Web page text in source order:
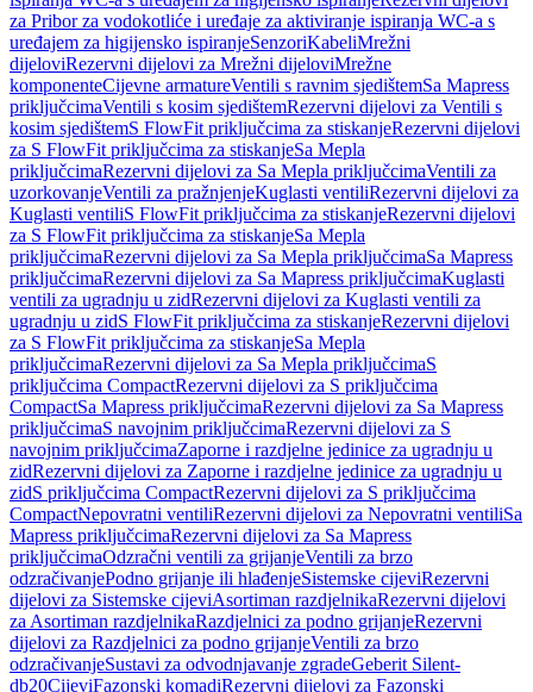
za Pribor za vodokotliće i uređaje za aktiviranje ispiranja WC-a s
uređajem za higijensko ispiranjeSenzoriKabeliMrežni
dijeloviRezervni dijelovi za Mrežni dijeloviMrežne
komponenteCijevne armatureVentili s ravnim sjedištemSa Mapress
priključcimaVentili s kosim sjedištemRezervni dijelovi za Ventili s
kosim sjedištemS FlowFit priključcima za stiskanjeRezervni dijelovi
za S FlowFit priključcima za stiskanjeSa Mepla
priključcimaRezervni dijelovi za Sa Mepla priključcimaVentili za
uzorkovanjeVentili za pražnjenjeKuglasti ventiliRezervni dijelovi za
Kuglasti ventiliS FlowFit priključcima za stiskanjeRezervni dijelovi
za S FlowFit priključcima za stiskanjeSa Mepla
priključcimaRezervni dijelovi za Sa Mepla priključcimaSa Mapress
priključcimaRezervni dijelovi za Sa Mapress priključcimaKuglasti
ventili za ugradnju u zidRezervni dijelovi za Kuglasti ventili za
ugradnju u zidS FlowFit priključcima za stiskanjeRezervni dijelovi
za S FlowFit priključcima za stiskanjeSa Mepla
priključcimaRezervni dijelovi za Sa Mepla priključcimaS
priključcima CompactRezervni dijelovi za S priključcima
CompactSa Mapress priključcimaRezervni dijelovi za Sa Mapress
priključcimaS navojnim priključcimaRezervni dijelovi za S
navojnim priključcimaZaporne i razdjelne jedinice za ugradnju u
zidRezervni dijelovi za Zaporne i razdjelne jedinice za ugradnju u
zidS priključcima CompactRezervni dijelovi za S priključcima
CompactNepovratni ventiliRezervni dijelovi za Nepovratni ventiliSa
Mapress priključcimaRezervni dijelovi za Sa Mapress
priključcimaOdzračni ventili za grijanjeVentili za brzo
odzračivanjePodno grijanje ili hlađenjeSistemske cijeviRezervni
dijelovi za Sistemske cijeviAsortiman razdjelnikaRezervni dijelovi
za Asortiman razdjelnikaRazdjelnici za podno grijanjeRezervni
dijelovi za Razdjelnici za podno grijanjeVentili za brzo
odzračivanjeSustavi za odvodnjavanje zgradeGeberit Silent-
db20CijeviFazonski komadiRezervni dijelovi za Fazonski